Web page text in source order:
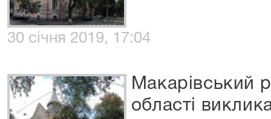
30 січня 2019, 17:04
Макарівський
області